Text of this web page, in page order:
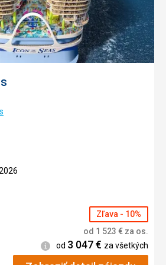
Zľava - 10%
od 1 523 € za os.
Informácie
od 3 047€ za všetkých